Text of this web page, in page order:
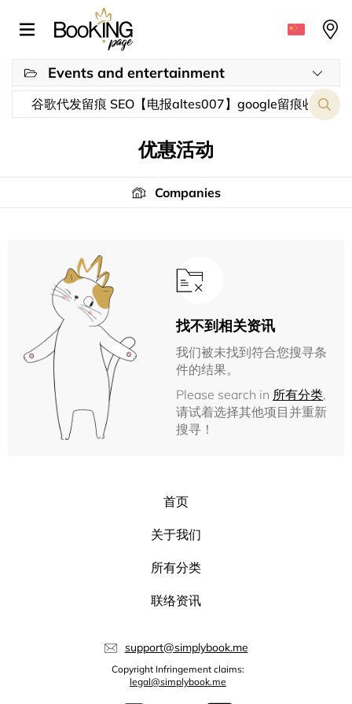
Events and entertainment
优惠活动
Companies
找不到相关资讯
我们被未找到符合您搜寻条
件的结果。
Please search in 所有分类,
请试着选择其他项目并重新
搜寻！
首页
关于我们
所有分类
联络资讯
support@simplybook.me
Copyright Infringement claims:
legal@simplybook.me